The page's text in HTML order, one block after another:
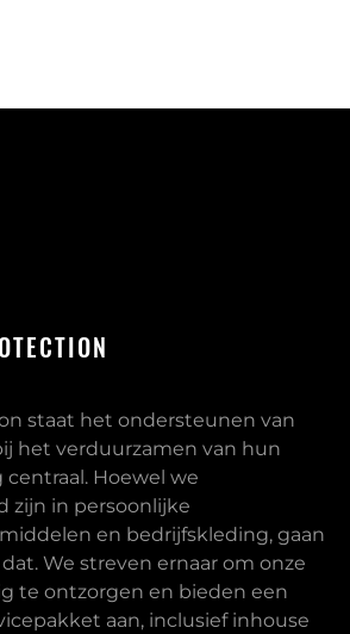
staat het ondersteunen van
het verduurzamen van hun
Hoewel we
zijn in persoonlijke
en bedrijfskleding, gaan
We streven ernaar om onze
te ontzorgen en bieden een
aan, inclusief inhouse